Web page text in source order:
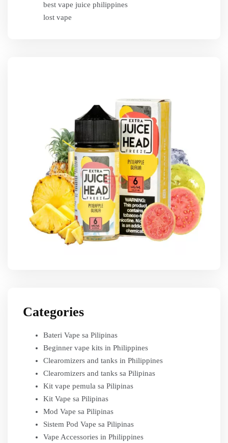
best vape juice philippines
lost vape
Categories
Bateri Vape sa Pilipinas
Beginner vape kits in Philippines
Clearomizers and tanks in Philippines
Clearomizers and tanks sa Pilipinas
Kit vape pemula sa Pilipinas
Kit Vape sa Pilipinas
Mod Vape sa Pilipinas
Sistem Pod Vape sa Pilipinas
Vape Accessories in Philippines